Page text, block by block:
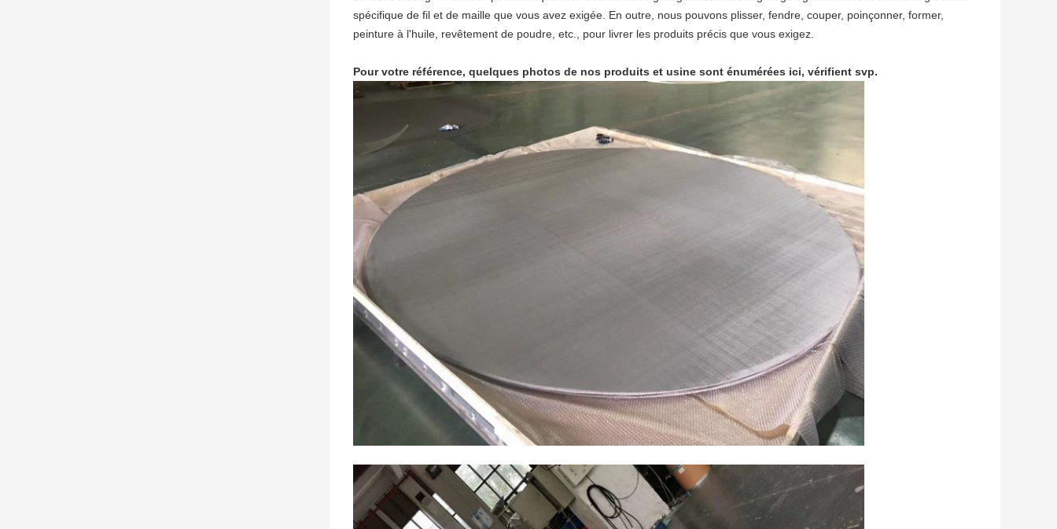
spécifique de fil et de maille que vous avez exigée. En outre, nous pouvons plisser, fendre, couper, poinçonner, former,
peinture à l'huile, revêtement de poudre, etc., pour livrer les produits précis que vous exigez.
Pour votre référence, quelques photos de nos produits et usine sont énumérées ici, vérifient svp.